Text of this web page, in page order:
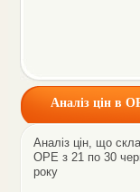
Аналіз цін в
Аналіз цін, що
ОРЕ з 21 по 30
року